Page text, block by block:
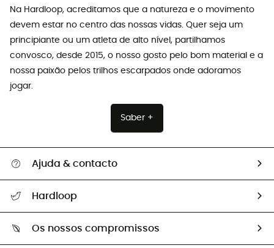
Na Hardloop, acreditamos que a natureza e o movimento
devem estar no centro das nossas vidas. Quer seja um
principiante ou um atleta de alto nível, partilhamos
convosco, desde 2015, o nosso gosto pelo bom material e a
nossa paixão pelos trilhos escarpados onde adoramos
jogar.
Saber +
Ajuda & contacto
Devoluções e reembolsos
Guia de tamanhos
Hardloop
Os nossos compromissos